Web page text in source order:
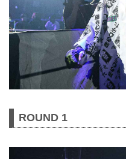
ROUND 1